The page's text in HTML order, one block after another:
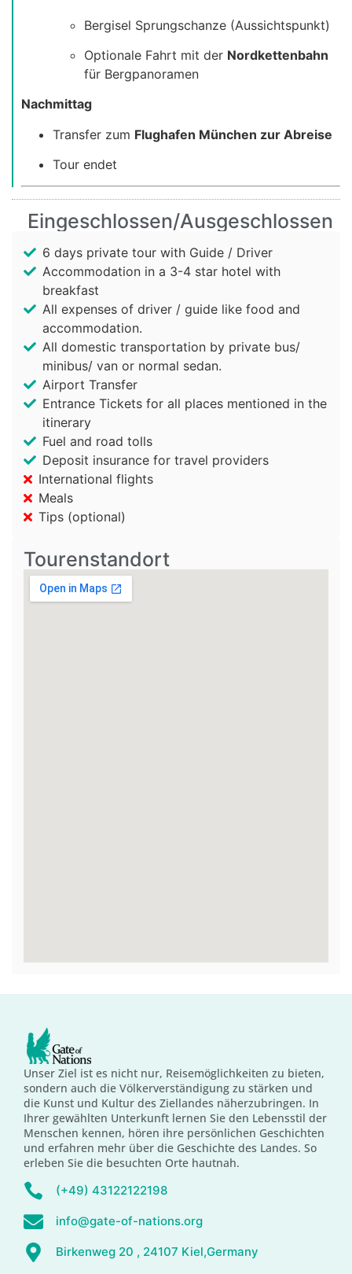
Bergisel Sprungschanze (Aussichtspunkt)
Optionale Fahrt mit der Nordkettenbahn
für Bergpanoramen
Nachmittag
Transfer zum Flughafen München zur Abreise
Tour endet
Eingeschlossen/Ausgeschlossen
6 days private tour with Guide / Driver
Accommodation in a 3-4 star hotel with
breakfast
All expenses of driver / guide like food and
accommodation.
All domestic transportation by private bus/
minibus/ van or normal sedan.
Airport Transfer
Entrance Tickets for all places mentioned in the
itinerary
Fuel and road tolls
Deposit insurance for travel providers
International flights
Meals
Tips (optional)
Tourenstandort
Unser Ziel ist es nicht nur, Reisemöglichkeiten zu bieten,
sondern auch die Völkerverständigung zu stärken und
die Kunst und Kultur des Ziellandes näherzubringen. In
Ihrer gewählten Unterkunft lernen Sie den Lebensstil der
Menschen kennen, hören ihre persönlichen Geschichten
und erfahren mehr über die Geschichte des Landes. So
erleben Sie die besuchten Orte hautnah.
(+49) 43122122198
info@gate-of-nations.org
Birkenweg 20 , 24107 Kiel,Germany